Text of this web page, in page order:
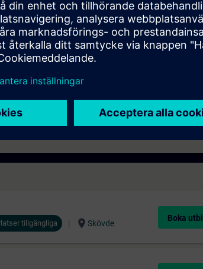
vår utbildningSimatic TIA Portal Service 1 för
engelska. Praktiska övningar genomförs på Simatic
G120 drive och tranportbana.
som vill vidareutveckla sig i TIA Portal Step 7
tillgängliga location_on Skövde
Boka